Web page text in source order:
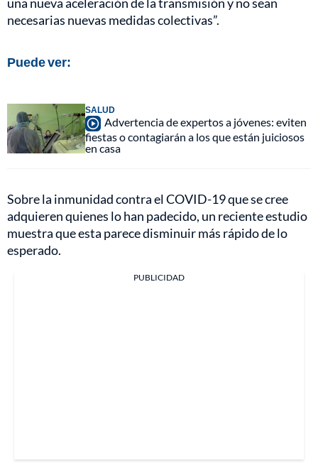
necesarias nuevas medidas colectivas”.
Puede ver:
SALUD
Advertencia de expertos a jóvenes: eviten
fiestas o contagiarán a los que están juiciosos
en casa
Sobre la inmunidad contra el COVID-19 que se cree
adquieren quienes lo han padecido, un reciente estudio
muestra que esta parece disminuir más rápido de lo
esperado.
PUBLICIDAD